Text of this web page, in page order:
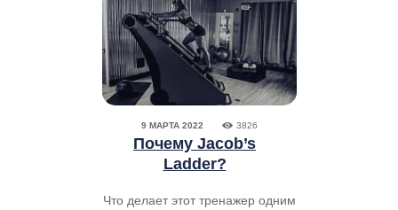
9 МАРТА 2022 3826
Почему Jacob’s
Ladder?
Что делает этот тренажер одним